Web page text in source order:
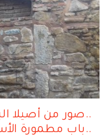
صور من أصيلا البرتغالية..
باب مطمورة اﻷسرى..